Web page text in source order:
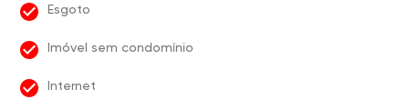
Esgoto
Imóvel sem condomínio
Internet